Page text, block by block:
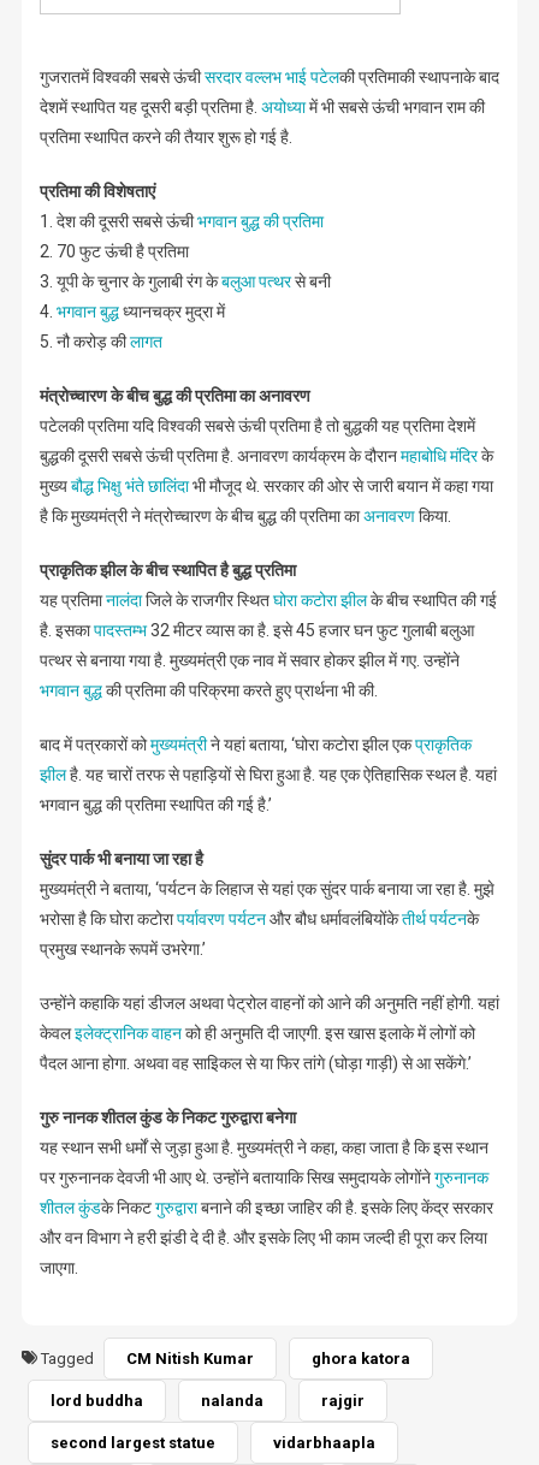
गुजरातमें विश्वकी सबसे ऊंचीसरदार वल्लभ भाई पटेलकी प्रतिमाकी स्थापनाके बाद
देशमें स्थापित यह दूसरी बड़ी प्रतिमा है. अयोध्यामें भी सबसे ऊंची भगवान राम की
प्रतिमा स्थापित करने की तैयार शुरू हो गई है.
प्रतिमा की विशेषताएं
1. देश की दूसरी सबसे ऊंचीभगवान बुद्ध की प्रतिमा
2. 70 फुट ऊंची है प्रतिमा
3. यूपी के चुनार के गुलाबी रंग केबलुआ पत्थरसे बनी
4. भगवान बुद्धध्यानचक्र मुद्रा में
5. नौ करोड़ कीलागत
मंत्रोच्चारण के बीच बुद्ध की प्रतिमा का अनावरण
पटेलकी प्रतिमा यदि विश्वकी सबसे ऊंची प्रतिमा है तो बुद्धकी यह प्रतिमा देशमें
बुद्धकी दूसरी सबसे ऊंची प्रतिमा है. अनावरण कार्यक्रम के दौरानमहाबोधि मंदिरके
मुख्यबौद्ध भिक्षु भंते छालिंदाभी मौजूद थे. सरकार की ओर से जारी बयान में कहा गया
है कि मुख्यमंत्री ने मंत्रोच्चारण के बीच बुद्ध की प्रतिमा काअनावरणकिया.
प्राकृतिक झील के बीच स्थापित है बुद्ध प्रतिमा
यह प्रतिमानालंदाजिले के राजगीर स्थितघोरा कटोरा झीलके बीच स्थापित की गई
है. इसकापादस्तम्भ32 मीटर व्यास का है. इसे 45 हजार घन फुट गुलाबी बलुआ
पत्थर से बनाया गया है. मुख्यमंत्री एक नाव में सवार होकर झील में गए. उन्होंने
भगवान बुद्धकी प्रतिमा की परिक्रमा करते हुए प्रार्थना भी की.
बाद में पत्रकारों कोमुख्यमंत्रीने यहां बताया, ‘घोरा कटोरा झील एकप्राकृतिक
झीलहै. यह चारों तरफ से पहाड़ियों से घिरा हुआ है. यह एक ऐतिहासिक स्थल है. यहां
भगवान बुद्ध की प्रतिमा स्थापित की गई है.’
सुंदर पार्क भी बनाया जा रहा है
मुख्यमंत्री ने बताया, ‘पर्यटन के लिहाज से यहां एक सुंदर पार्क बनाया जा रहा है. मुझे
भरोसा है कि घोरा कटोरापर्यावरण पर्यटनऔर बौध धर्मावलंबियोंकेतीर्थ पर्यटनके
प्रमुख स्थानके रूपमें उभरेगा.’
उन्होंने कहाकि यहां डीजल अथवा पेट्रोल वाहनों को आने की अनुमति नहीं होगी. यहां
केवलइलेक्ट्रानिक वाहनको ही अनुमति दी जाएगी. इस खास इलाके में लोगों को
पैदल आना होगा. अथवा वह साइिकल से या फिर तांगे (घोड़ा गाड़ी) से आ सकेंगे.’
गुरु नानक शीतल कुंड के निकट गुरुद्वारा बनेगा
यह स्थान सभी धर्मों से जुड़ा हुआ है. मुख्यमंत्री ने कहा, कहा जाता है कि इस स्थान
पर गुरुनानक देवजी भी आए थे. उन्होंने बतायाकि सिख समुदायके लोगोंनेगुरुनानक
शीतल कुंडके निकटगुरुद्वाराबनाने की इच्छा जाहिर की है. इसके लिए केंद्र सरकार
और वन विभाग ने हरी झंडी दे दी है. और इसके लिए भी काम जल्दी ही पूरा कर लिया
जाएगा.
Tagged CM Nitish Kumar ghora katora
lord buddha nalanda rajgir
second largest statue vidarbhaapla